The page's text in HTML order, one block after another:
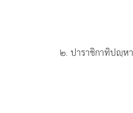
๒. ปาราชิกาทิปฺหา